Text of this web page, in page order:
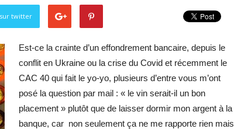
twitter
Est-ce la crainte d’un effondrement bancaire, depuis le
conflit en Ukraine ou la crise du Covid et récemment le
CAC 40 qui fait le yo-yo, plusieurs d’entre vous m’ont
posé la question par mail : « le vin serait-il un bon
placement » plutôt que de laisser dormir mon argent à la
banque, car non seulement ça ne me rapporte rien mais